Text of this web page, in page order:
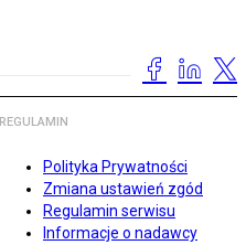
REGULAMIN
Polityka Prywatności
Zmiana ustawień zgód
Regulamin serwisu
Informacje o nadawcy